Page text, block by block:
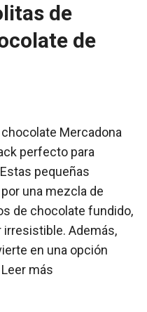
de
de
Mercadona
perfecto para
pequeñas
una mezcla de
de chocolate fundido,
irresistible. Además,
en una opción
Leer más